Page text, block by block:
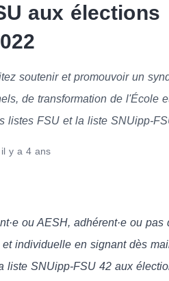
aux élections
soutenir et promouvoir un
de transformation de l'École
listes FSU et la liste SNUipp-
il y a 4 ans
ou AESH, adhérent·e ou
individuelle en signant dès
liste SNUipp-FSU 42 aux